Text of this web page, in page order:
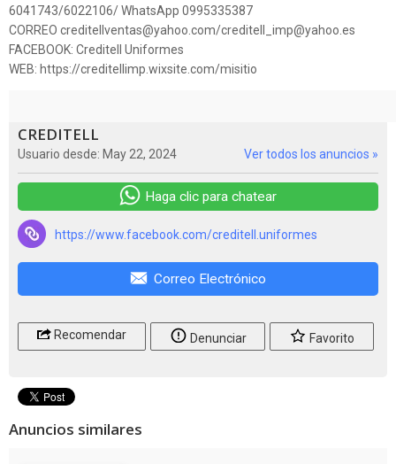
6041743/6022106/ WhatsApp 0995335387
CORREO creditellventas@yahoo.com/creditell_imp@yahoo.es
FACEBOOK: Creditell Uniformes
WEB: https://creditellimp.wixsite.com/misitio
CREDITELL
Usuario desde: May 22, 2024 Ver todos los anuncios »
Haga clic para chatear
https://www.facebook.com/creditell.uniformes
Correo Electrónico
Recomendar Denunciar Favorito
Anuncios similares